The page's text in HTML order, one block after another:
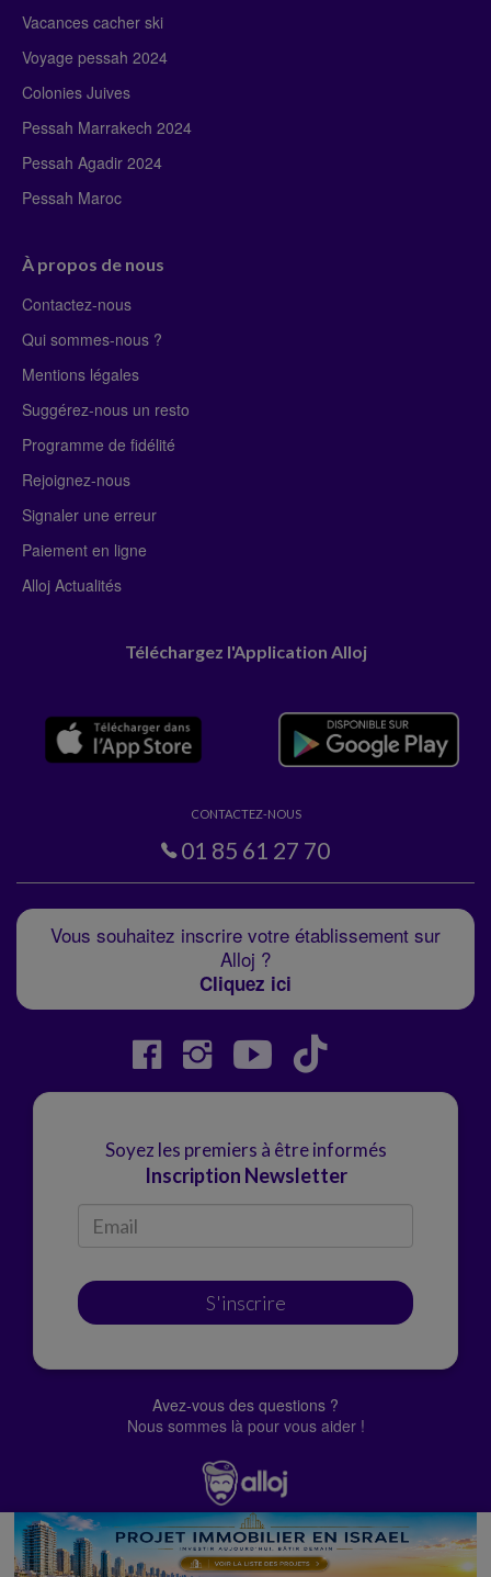
Vacances cacher ski
Voyage pessah 2024
Colonies Juives
Pessah Marrakech 2024
Pessah Agadir 2024
Pessah Maroc
À propos de nous
Contactez-nous
Qui sommes-nous ?
Mentions légales
Suggérez-nous un resto
Programme de fidélité
Rejoignez-nous
Signaler une erreur
Paiement en ligne
Alloj Actualités
Téléchargez l'Application Alloj
CONTACTEZ-NOUS
01 85 61 27 70
Vous souhaitez inscrire votre établissement sur
Alloj ?
Cliquez ici
Soyez les premiers à être informés
Inscription Newsletter
S'inscrire
Avez-vous des questions ?
Nous sommes là pour vous aider !
© Alloj.2022 Tous droits réservés